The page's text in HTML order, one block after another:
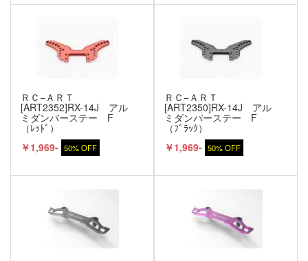
ＲＣ−ＡＲＴ
[ART2352]RX-14J アル
ミダンパーステー F
（ﾚｯﾄﾞ）
￥1,969- 50% OFF
ＲＣ−ＡＲＴ
[ART2350]RX-14J アル
ミダンパーステー F
（ﾌﾞﾗｯｸ）
￥1,969- 50% OFF